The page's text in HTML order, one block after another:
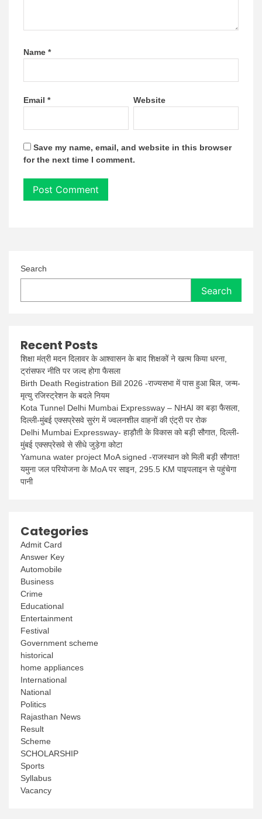
Name *
Email * Website
Save my name, email, and website in this browser
for the next time I comment.
Search
Search
Recent Posts
शिक्षा मंत्री मदन दिलावर के आश्वासन के बाद शिक्षकों ने खत्म किया धरना,
ट्रांसफर नीति पर जल्द होगा फैसला
Birth Death Registration Bill 2026 -राज्यसभा में पास हुआ बिल, जन्म-
मृत्यु रजिस्ट्रेशन के बदले नियम
Kota Tunnel Delhi Mumbai Expressway – NHAI का बड़ा फैसला,
दिल्ली-मुंबई एक्सप्रेसवे सुरंग में ज्वलनशील वाहनों की एंट्री पर रोक
Delhi Mumbai Expressway- हाड़ौती के विकास को बड़ी सौगात, दिल्ली-
मुंबई एक्सप्रेसवे से सीधे जुड़ेगा कोटा
Yamuna water project MoA signed -राजस्थान को मिली बड़ी सौगात!
यमुना जल परियोजना के MoA पर साइन, 295.5 KM पाइपलाइन से पहुंचेगा
पानी
Categories
Admit Card
Answer Key
Automobile
Business
Crime
Educational
Entertainment
Festival
Government scheme
historical
home appliances
International
National
Politics
Rajasthan News
Result
Scheme
SCHOLARSHIP
Sports
Syllabus
Vacancy